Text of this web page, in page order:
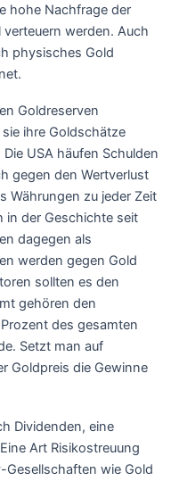
hohe Nachfrage der
werden. Auch
physisches Gold
Goldreserven
ihre Goldschätze
USA häufen Schulden
gegen den Wertverlust
Währungen zu jeder Zeit
in der Geschichte seit
dagegen als
werden gegen Gold
sollten es den
gehören den
des gesamten
Setzt man auf
Goldpreis die Gewinne
Dividenden, eine
Art Risikostreuung
Gesellschaften wie Gold